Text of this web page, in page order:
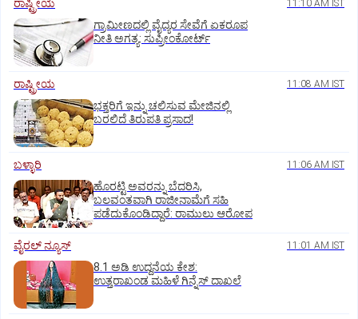
ರಾಷ್ಟ್ರೀಯ 11:10 AM IST
ಗ್ರಾಮೀಣದಲ್ಲಿ ವೈದ್ಯರ ಸೇವೆಗೆ ಏಕರೂಪ
ನೀತಿ ಅಗತ್ಯ: ಸುಪ್ರೀಂಕೋರ್ಟ್‌
ರಾಷ್ಟ್ರೀಯ 11:08 AM IST
ಭಕ್ತರಿಗೆ ಇನ್ನು ಚಲಿಸುವ ಮೇಜಿನಲ್ಲಿ
ಬರಲಿದೆ ತಿರುಪತಿ ಪ್ರಸಾದ!
ಬಳ್ಳಾರಿ 11:06 AM IST
ಹೊರಟ್ಟಿ ಅವರನ್ನು ಬೆದರಿಸಿ,
ಬಲವಂತವಾಗಿ ರಾಜೀನಾಮೆಗೆ ಸಹಿ
ಪಡೆದುಕೊಂಡಿದ್ದಾರೆ: ರಾಮುಲು ಆರೋಪ
ವೈರಲ್ ನ್ಯೂಸ್ 11:01 AM IST
8.1 ಅಡಿ ಉದ್ದನೆಯ ಕೇಶ:
ಉತ್ತರಾಖಂಡ ಮಹಿಳೆ ಗಿನ್ನೆಸ್‌ ದಾಖಲೆ